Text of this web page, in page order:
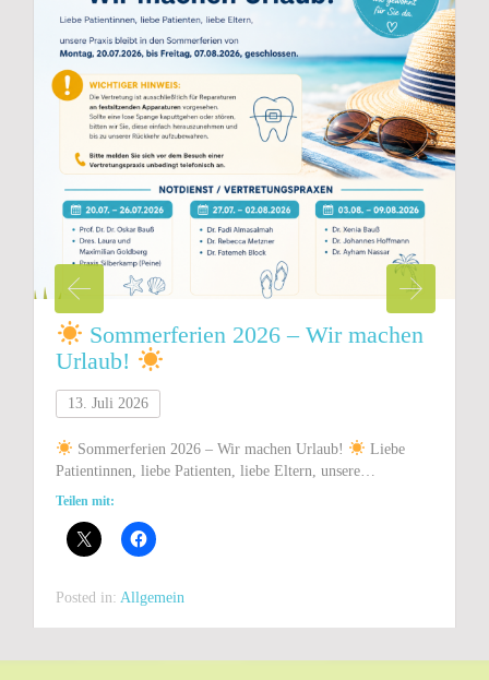
Sommerferien 2026 – Wir machen
Urlaub!
13. Juli 2026
Sommerferien 2026 – Wir machen Urlaub!
Liebe
Patientinnen, liebe Patienten, liebe Eltern, unsere…
Teilen mit:
Posted in: Allgemein